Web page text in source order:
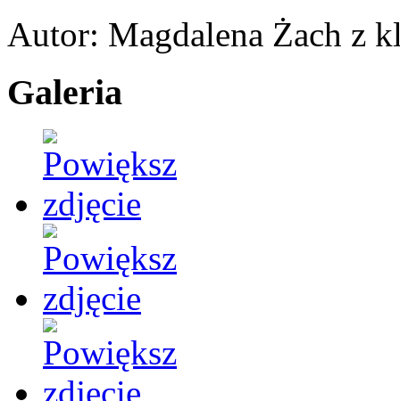
Autor: Magdalena Żach z
Galeria